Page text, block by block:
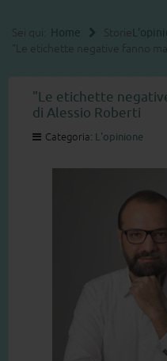
Sei qui: Home Storie
"Le etichette negative fanno
"Le etichette
di Alessio Roberti
Categoria: L'opinione